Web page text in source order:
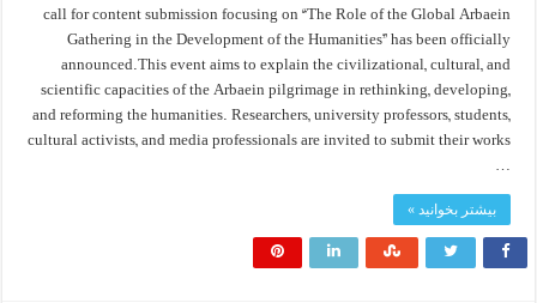
call for content submission focusing on “The Role of the Global Arbaein
Gathering in the Development of the Humanities” has been officially
announced.This event aims to explain the civilizational, cultural, and
scientific capacities of the Arbaein pilgrimage in rethinking, developing,
and reforming the humanities. Researchers, university professors, students,
cultural activists, and media professionals are invited to submit their works
…
بیشتر بخوانید »